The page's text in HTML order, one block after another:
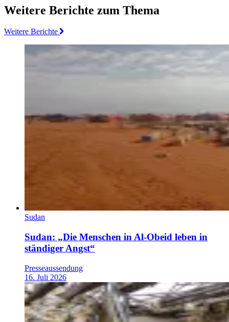
Weitere Berichte zum Thema
Weitere Berichte
Sudan
Sudan: „Die Menschen in Al-Obeid leben in
ständiger Angst“
Presseaussendung
16. Juli 2026